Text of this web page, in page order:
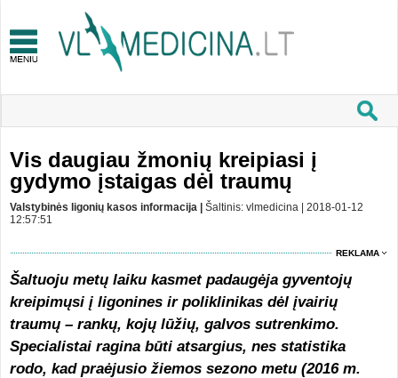
Vis daugiau žmonių kreipiasi į
gydymo įstaigas dėl traumų
Valstybinės ligonių kasos informacija | Šaltinis: vlmedicina | 2018-01-12
12:57:51
REKLAMA
Šaltuoju metų laiku kasmet padaugėja gyventojų
kreipimųsi į ligonines ir poliklinikas dėl įvairių
traumų – rankų, kojų lūžių, galvos sutrenkimo.
Specialistai ragina būti atsargius, nes statistika
rodo, kad praėjusio žiemos sezono metu (2016 m.